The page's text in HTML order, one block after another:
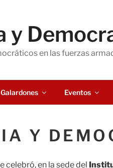
y
en las fuerzas
Galardones Eventos
Y
celebró, en la sede del